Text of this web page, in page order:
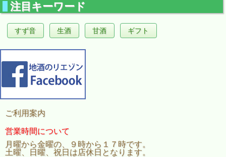
注目キーワード
すず音 生酒 甘酒 ギフト
ご利用案内
営業時間について
月曜から金曜の、９時から１７時です。
土曜、日曜、祝日は店休日となります。